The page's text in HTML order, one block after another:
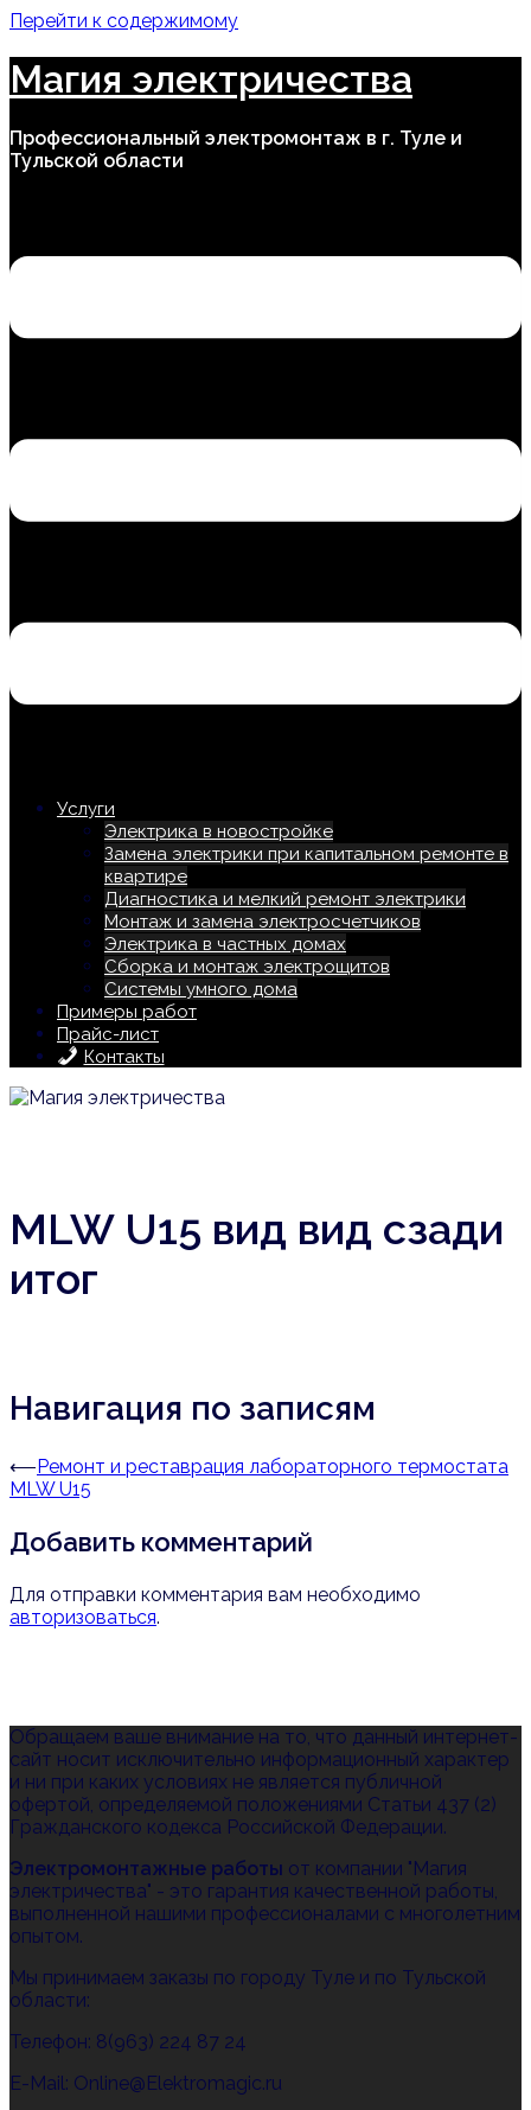
Перейти к содержимому
Магия электричества
Профессиональный электромонтаж в г. Туле и
Тульской области
Услуги
Электрика в новостройке
Замена электрики при капитальном ремонте в
квартире
Диагностика и мелкий ремонт электрики
Монтаж и замена электросчетчиков
Электрика в частных домах
Сборка и монтаж электрощитов
Системы умного дома
Примеры работ
Прайс-лист
Контакты
MLW U15 вид вид сзади
итог
Навигация по записям
⟵Ремонт и реставрация лабораторного термостата
MLW U15
Добавить комментарий
Для отправки комментария вам необходимо
авторизоваться.
Обращаем ваше внимание на то, что данный интернет-
сайт носит исключительно информационный характер
и ни при каких условиях не является публичной
офертой, определяемой положениями Статьи 437 (2)
Гражданского кодекса Российской Федерации.
Электромонтажные работы от компании "Магия
электричества" - это гарантия качественной работы,
выполненной нашими профессионалами с многолетним
опытом.
Мы принимаем заказы по городу Туле и по Тульской
области:
Телефон: 8(963) 224 87 24
E-Mail: Online@Elektromagic.ru